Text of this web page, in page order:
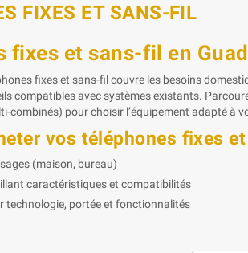
FIXES ET SANS-FIL
fixes et sans-fil en
fixes et sans-fil couvre les besoins
compatibles avec systèmes existants.
combinés) pour choisir l’équipement adapté à
vos téléphones fixes
(maison, bureau)
caractéristiques et compatibilités
technologie, portée et fonctionnalités